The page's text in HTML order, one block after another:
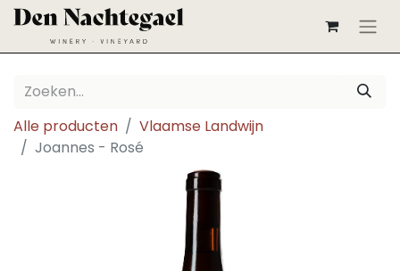
Alle producten
Vlaamse Landwijn
Joannes - Rosé